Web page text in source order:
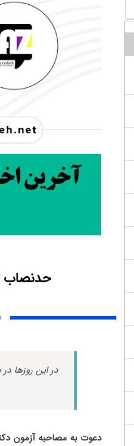
حدنصاب
در این روزها
دعوت به مصاحبه آزمون